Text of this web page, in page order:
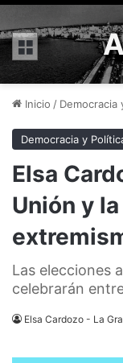
Menú
Inicio / Democracia
Democracia y
Elsa
Unión y
Las elecciones
celebrarán
Elsa Cardozo - La